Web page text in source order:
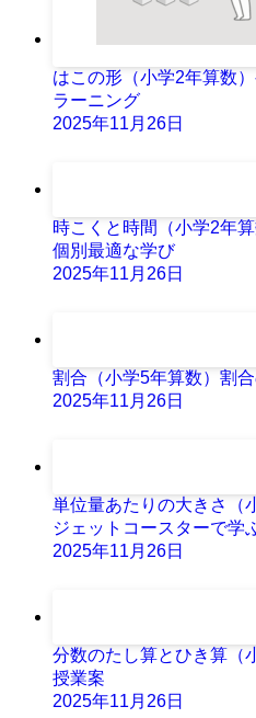
はこの形（小学2年算数
ラーニング
2025年11月26日
時こくと時間（小学2年
個別最適な学び
2025年11月26日
割合（小学5年算数）割
2025年11月26日
単位量あたりの大きさ（
ジェットコースターで学
2025年11月26日
分数のたし算とひき算（
授業案
2025年11月26日